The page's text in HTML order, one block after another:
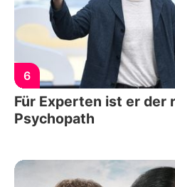
6
Für Experten ist er der
Psychopath